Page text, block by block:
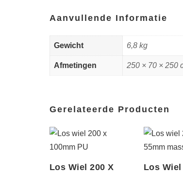
Aanvullende Informatie
Gewicht 6,8 kg
Afmetingen 250 × 70 × 250
Gerelateerde Producten
Los Wiel 200 X
Los Wiel